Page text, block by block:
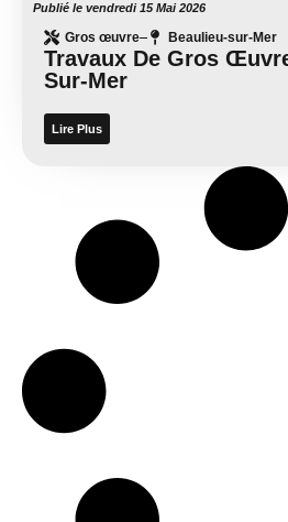
Publié le vendredi 15 Mai 2026
Gros œuvre Beaulieu-sur-Mer
Travaux De Gros
Sur-Mer
Lire Plus